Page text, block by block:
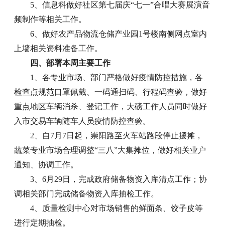
5、信息科做好社区第七届庆“七一”合唱大赛展演音
频制作等相关工作。
6、做好农产品物流仓储产业园1号楼南侧网点室内
上墙相关资料准备工作。
四、部署本周主要工作
1、各专业市场、部门严格做好疫情防控措施，各
检查点规范口罩佩戴、一码通扫码、行程码查验，做好
重点地区车辆消杀、登记工作，大磅工作人员同时做好
入市交易车辆随车人员疫情防控查验。
2、自7月7日起，崇阳路至火车站路段停止摆摊，
蔬菜专业市场合理调整“三八”大集摊位，做好相关业户
通知、协调工作。
3、6月29日，完成政府储备物资入库清点工作；协
调相关部门完成储备物资入库抽检工作。
4、质量检测中心对市场销售的鲜面条、饺子皮等
进行定期抽检。